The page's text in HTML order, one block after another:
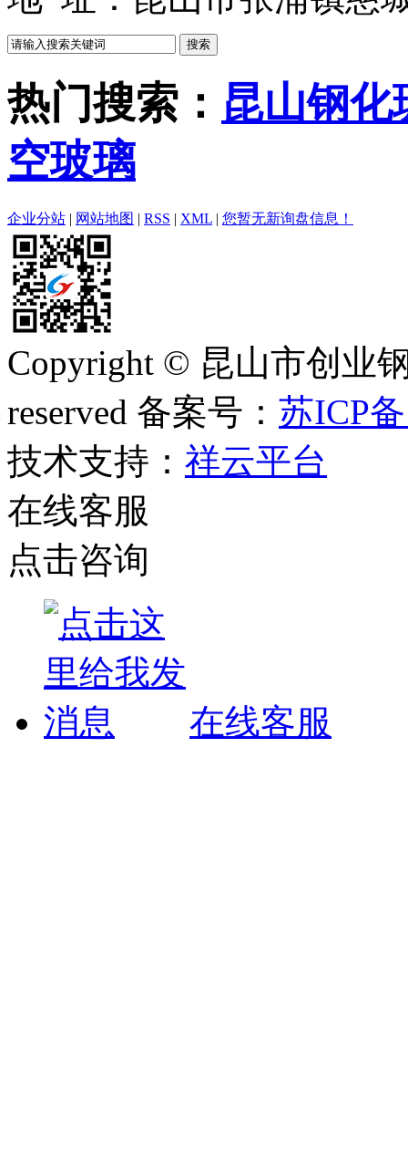
热门搜索： 昆山钢化
空玻璃
企业分站 | 网站地图 | RSS | XML | 您暂无新询盘信息！
Copyright © 昆山市创业
reserved 备案号： 苏ICP
技术支持： 祥云平台
在线客服
点击咨询
在线客服